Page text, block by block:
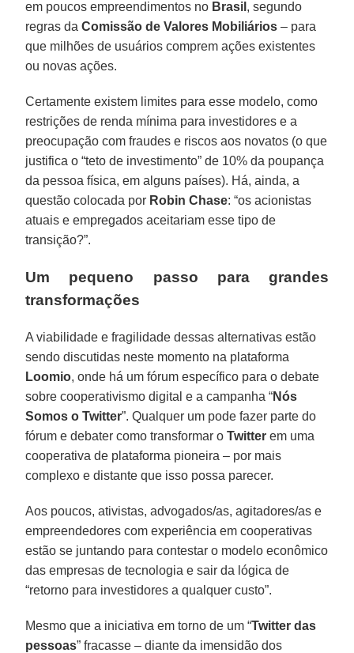
em poucos empreendimentos no Brasil , segundo
regras daComissão de Valores Mobiliários – para
que milhões de usuários comprem ações existentes
ou novas ações.
Certamente existem limites para esse modelo, como
restrições de renda mínima para investidores e a
preocupação com fraudes e riscos aos novatos (o que
justifica o “teto de investimento” de 10% da poupança
da pessoa física, em alguns países). Há, ainda, a
questão colocada por Robin Chase: “os acionistas
atuais e empregados aceitariam esse tipo de
transição?”.
Um pequeno passo para grandes
transformações
A viabilidade e fragilidade dessas alternativas estão
sendo discutidas neste momento na plataforma
Loomio, onde há um fórum específico para o debate
sobre cooperativismo digital e a campanha “Nós
Somos o Twitter”. Qualquer um pode fazer parte do
fórum e debater como transformar oTwitter em uma
cooperativa de plataforma pioneira – por mais
complexo e distante que isso possa parecer.
Aos poucos, ativistas, advogados/as, agitadores/as e
empreendedores com experiência em cooperativas
estão se juntando para contestar o modelo econômico
das empresas de tecnologia e sair da lógica de
“retorno para investidores a qualquer custo”.
Mesmo que a iniciativa em torno de um “Twitter das
pessoas” fracasse – diante da imensidão dos